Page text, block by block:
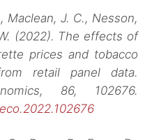
Maclean, J. C., Nesson,
(2022). The effects of
prices and tobacco
retail panel data.
86, 102676.